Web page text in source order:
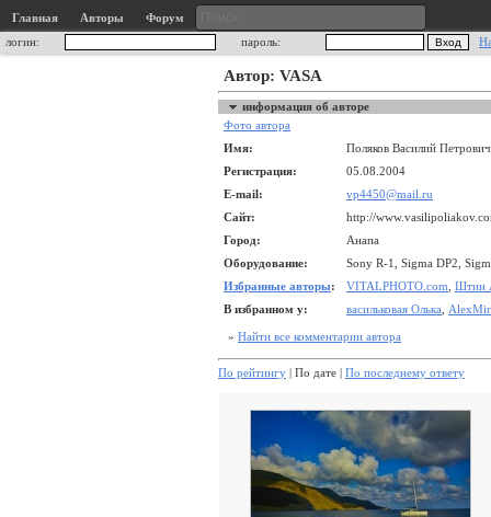
Главная Авторы
Форум
логин:
пароль:
Автор: VASA
информация об авторе
Фото автора
Имя:
Поляков Василий Петрович
Регистрация:
05.08.2004
E-mail:
vp4450@mail.ru
Сайт:
http://
Город:
Анапа
Оборудование:
Sony R-1, Sigma DP2,
Избранные авторы: VITALPHOTO.com
Штин
В избранном у:
васильковая Олька AlexMir
» Найти все комментарии автора
По рейтингу | По дате | По последнему ответу